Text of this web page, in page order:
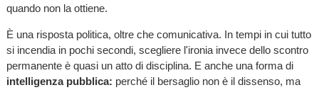
quando non la ottiene.
È una risposta politica, oltre che comunicativa. In tempi in cui tutto
si incendia in pochi secondi, scegliere l'ironia invece dello scontro
permanente è quasi un atto di disciplina. E anche una forma di
intelligenza pubblica: perché il bersaglio non è il dissenso, ma